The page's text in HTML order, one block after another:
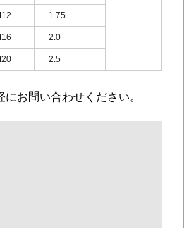
1.75
2.0
2.5
お問い合わせください。